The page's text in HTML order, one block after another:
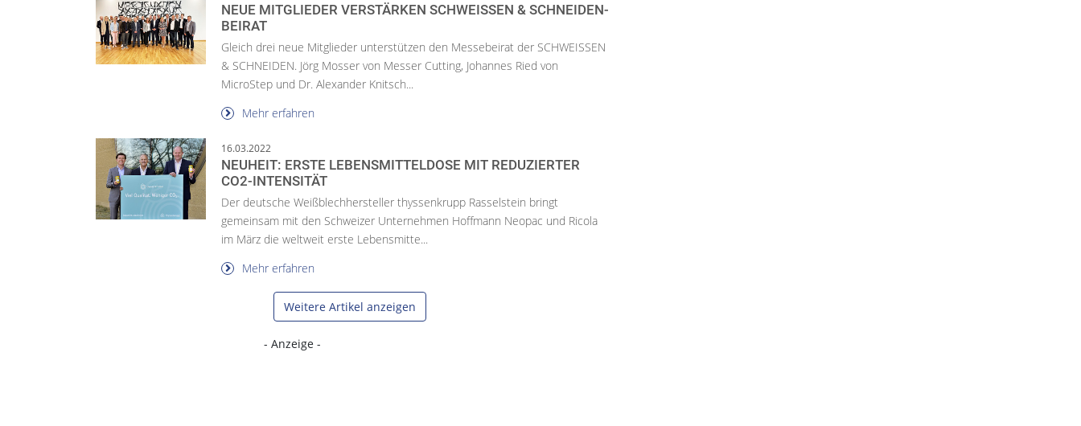
NEUE MITGLIEDER VERSTÄRKEN SCHWEISSEN & SCHNEIDEN-
BEIRAT
Gleich drei neue Mitglieder unterstützen den Messebeirat der SCHWEISSEN
& SCHNEIDEN. Jörg Mosser von Messer Cutting, Johannes Ried von
MicroStep und Dr. Alexander Knitsch...
Mehr erfahren
16.03.2022
NEUHEIT: ERSTE LEBENSMITTELDOSE MIT REDUZIERTER
CO2-INTENSITÄT
Der deutsche Weißblechhersteller thyssenkrupp Rasselstein bringt
gemeinsam mit den Schweizer Unternehmen Hoffmann Neopac und Ricola
im März die weltweit erste Lebensmitte...
Mehr erfahren
Weitere Artikel anzeigen
- Anzeige -